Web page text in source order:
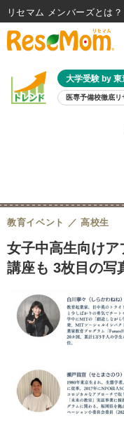
大学受験 by 東
医専予備校徹底リ
8
女子中高生向け
講座も 3枚目の写
教育イベント 高校生
リセマム メンバーズ